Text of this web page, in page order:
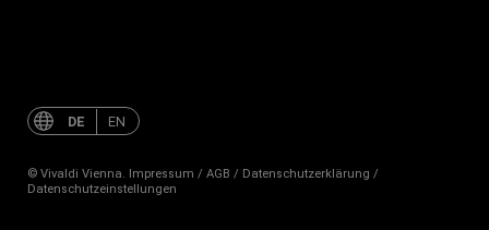
Orchester
1756
DE EN
© Vivaldi Vienna. Impressum / AGB / Datenschutzerklärung /
Datenschutzeinstellungen